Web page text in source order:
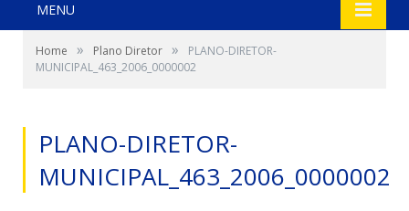
MENU
Home » Plano Diretor »
PLANO-DIRETOR-
MUNICIPAL_463_2006_0000002
PLANO-DIRETOR-
MUNICIPAL_463_2006_0000002